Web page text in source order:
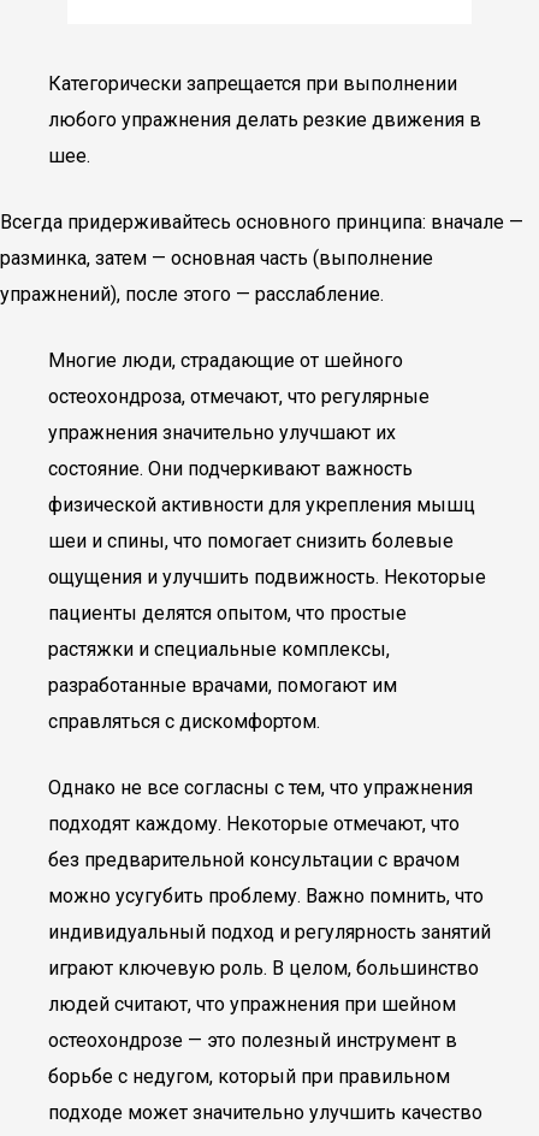
Категорически запрещается при выполнении
любого упражнения делать резкие движения в
шее.
Всегда придерживайтесь основного принципа: вначале —
разминка, затем — основная часть (выполнение
упражнений), после этого — расслабление.
Многие люди, страдающие от шейного
остеохондроза, отмечают, что регулярные
упражнения значительно улучшают их
состояние. Они подчеркивают важность
физической активности для укрепления мышц
шеи и спины, что помогает снизить болевые
ощущения и улучшить подвижность. Некоторые
пациенты делятся опытом, что простые
растяжки и специальные комплексы,
разработанные врачами, помогают им
справляться с дискомфортом.
Однако не все согласны с тем, что упражнения
подходят каждому. Некоторые отмечают, что
без предварительной консультации с врачом
можно усугубить проблему. Важно помнить, что
индивидуальный подход и регулярность занятий
играют ключевую роль. В целом, большинство
людей считают, что упражнения при шейном
остеохондрозе — это полезный инструмент в
борьбе с недугом, который при правильном
подходе может значительно улучшить качество